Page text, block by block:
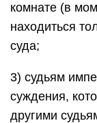
комнате (в
находиться
суда;
3) судьям
суждения,
другими